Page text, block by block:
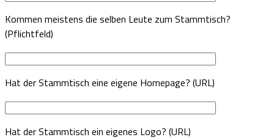
Kommen meistens die selben Leute zum Stammtisch?
(Pflichtfeld)
Hat der Stammtisch eine eigene Homepage? (URL)
Hat der Stammtisch ein eigenes Logo? (URL)